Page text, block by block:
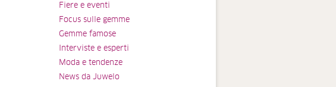
Fiere e eventi
Focus sulle gemme
Gemme famose
Interviste e esperti
Moda e tendenze
News da Juwelo